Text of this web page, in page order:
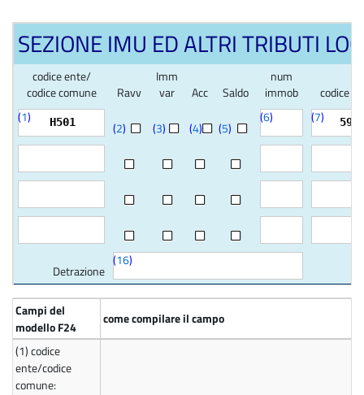
SEZIONE IMU ED ALTRI TRIBUTI
codice ente/
codice comune
Ravv
Imm
var
Acc Saldo
num
immob
codice
(1) H501 (2) (3) (4) (5)
(6) (7)
Detrazione
(16)
Campi del
modello F24
come compilare il campo
(1)codice
ente/codice
comune: